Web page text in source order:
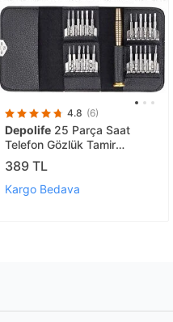
4.8 (6)
Depolife 25 Parça Saat
Telefon Gözlük Tamir
Tornavida Seti T2-t3-t4-t5-
08 Deri Kılıflı Saatci tornavida
seti
389 TL
Kargo Bedava